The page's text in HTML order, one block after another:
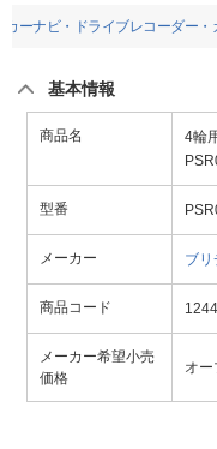
カーナビ・ドライブレコーダー・
基本情報
商品名
4輪
型番
メーカー ブ
商品コード
メーカー希望小売
価格
オ